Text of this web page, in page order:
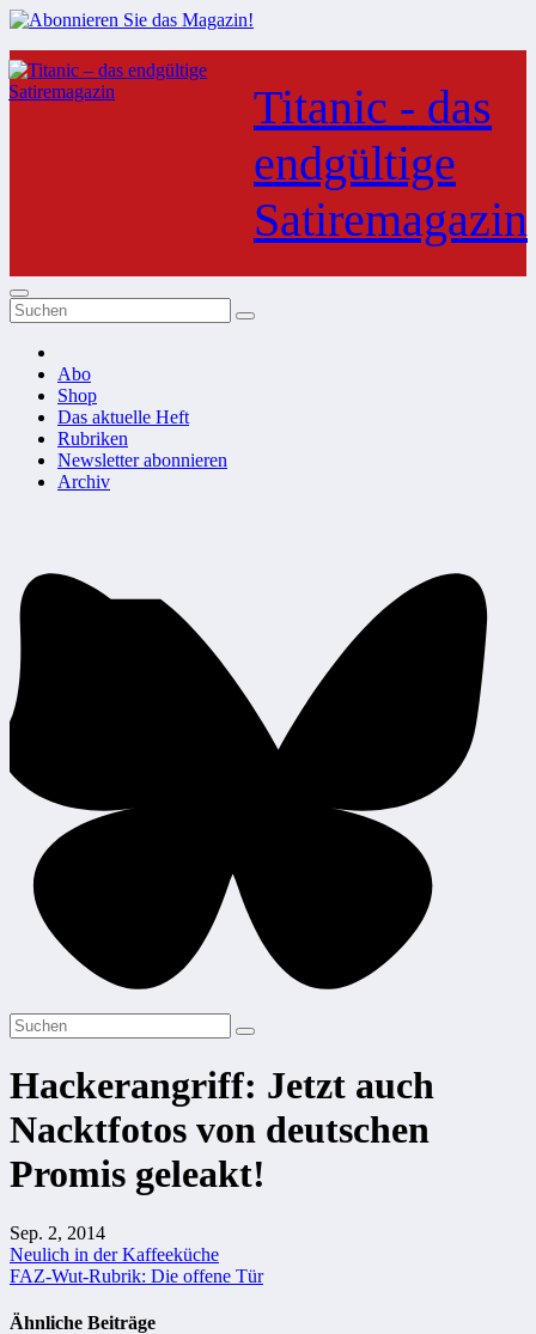
Zum
Inhalt
springen
Titanic - das
endgültige
Satiremagazin
Abo
Shop
Das aktuelle Heft
Rubriken
Newsletter abonnieren
Archiv
Hackerangriff: Jetzt auch
Nacktfotos von deutschen
Promis geleakt!
Sep. 2, 2014
Beitragsnavigation
Neulich in der Kaffeeküche
FAZ-Wut-Rubrik: Die offene Tür
Ähnliche Beiträge